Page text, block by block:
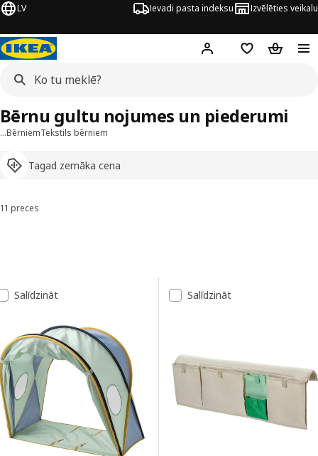
LV Ievadi pasta indeksu Izvēlēties veikalu
Hej! Pierakstīties
PirkumuPirkumu
…BērniemTekstils bērniem
Tagad zemāka cena
Bērnu gultu nojumes un piederumi
Kārtot un filtrēt
11 preces
Rezultātu saraksts
Salīdzināt Salīdzināt